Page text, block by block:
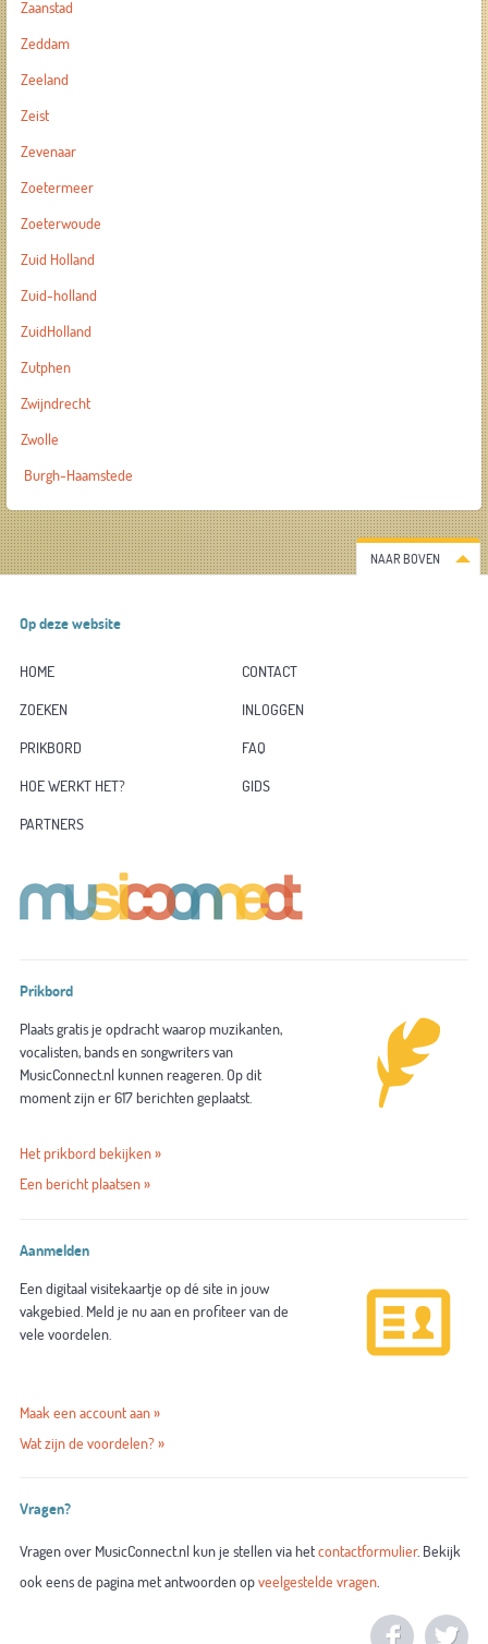
Zaanstad
Zeddam
Zeeland
Zeist
Zevenaar
Zoetermeer
Zoeterwoude
Zuid Holland
Zuid-holland
ZuidHolland
Zutphen
Zwijndrecht
Zwolle
Burgh-Haamstede
NAAR BOVEN
Op deze website
HOME
CONTACT
ZOEKEN
INLOGGEN
PRIKBORD
FAQ
HOE WERKT HET?
GIDS
PARTNERS
Prikbord
Plaats gratis je opdracht waarop muzikanten,
vocalisten, bands en songwriters van
MusicConnect.nl kunnen reageren. Op dit
moment zijn er 617 berichten geplaatst.
Het prikbord bekijken »
Een bericht plaatsen »
Aanmelden
Een digitaal visitekaartje op dé site in jouw
vakgebied. Meld je nu aan en profiteer van de
vele voordelen.
Maak een account aan »
Wat zijn de voordelen? »
Vragen?
Vragen over MusicConnect.nl kun je stellen via hetcontactformulier. Bekijk
ook eens de pagina met antwoorden opveelgestelde vragen.